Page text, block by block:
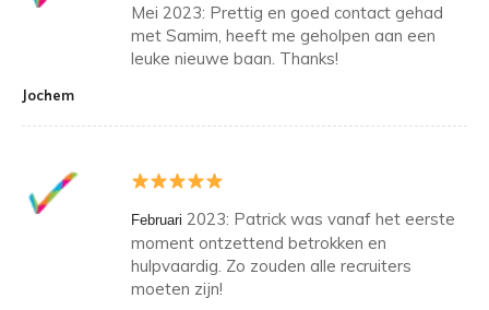
Mei 2023: Prettig en goed contact gehad
met Samim, heeft me geholpen aan een
leuke nieuwe baan. Thanks!
Jochem
Februari 2023: Patrick was vanaf het eerste
moment ontzettend betrokken en
hulpvaardig. Zo zouden alle recruiters
moeten zijn!